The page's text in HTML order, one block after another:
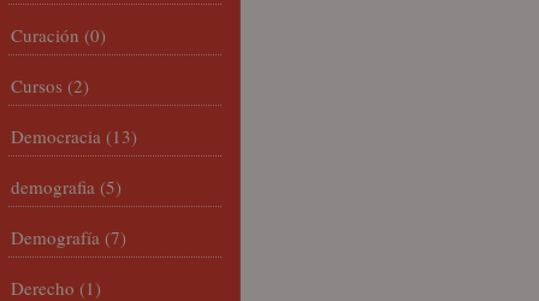
Curación (0)
Cursos (2)
Democracia (13)
demografia (5)
Demografía (7)
Derecho (1)